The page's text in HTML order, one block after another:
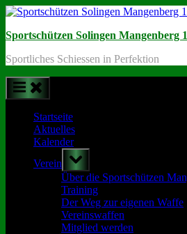
Skip
content
Sportschützen Solingen Mangenberg
Sportliches Schiessen in Perfektion
Startseite
Aktuelles
Kalender
Verein
Toggle
sub-
menu
Über die Sportschützen
Training
Der Weg zur eigenen Waffe
Vereinswaffen
Mitglied werden